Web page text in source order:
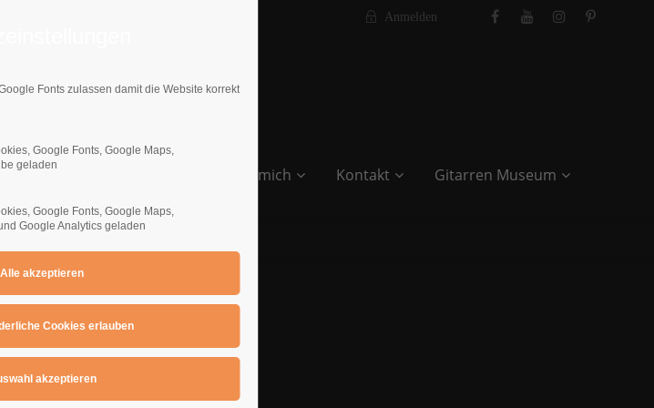
Anmelden
Über mich Kontakt Gitarren Museum
Fonts zulassen damit die Website korrekt
Google Fonts, Google Maps,
geladen
Google Fonts, Google Maps,
Google Analytics geladen